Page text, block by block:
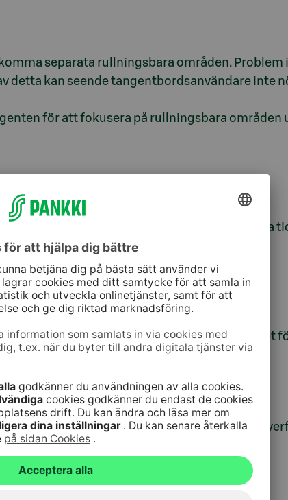
separata rullningsbara områden.
detta kan seende tangentbordsanvändare inte
för att fokusera på rullningsbara områden
inte möjligt att stänga av, justera eller förlänga
användaren ut ur tjänsten automatiskt.
läser inte skärmläsaren upp textinnehållet
En del texter som gäller det gjorda valet